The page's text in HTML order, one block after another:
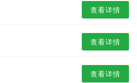
查看详情
查看详情
查看详情